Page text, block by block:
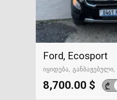
Ford, Ecosport
იყიდება განბაჟებული
8,700.00 $ ₾